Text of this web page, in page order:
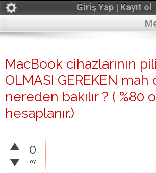
Giriş Yap | Kayıt ol
MacBook cihazlarının
OLMASI GEREKEN
nereden bakılır ? ( %80
hesaplanır.)
0
oy